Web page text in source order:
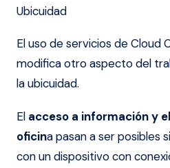
Ubicuidad
El uso de servicios de Cloud
modifica otro aspecto del
la ubicuidad.
El acceso a información y
oficina pasan a ser posibles
con un dispositivo con